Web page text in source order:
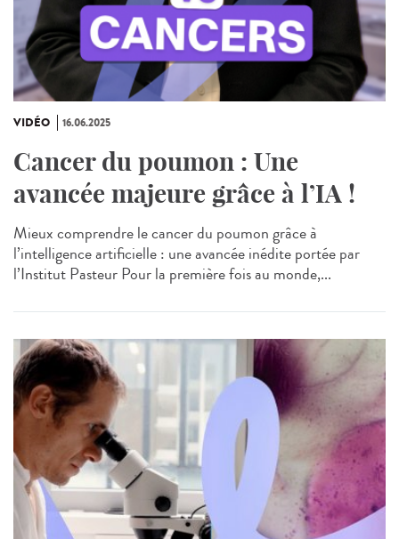
VIDÉO 16.06.2025
Cancer du poumon : Une
avancée majeure grâce à l’IA !
Mieux comprendre le cancer du poumon grâce à
l’intelligence artificielle : une avancée inédite portée par
l’Institut Pasteur Pour la première fois au monde,...